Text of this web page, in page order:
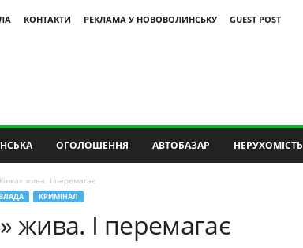
КОНТАКТИ РЕКЛАМА У НОВОВОЛИНСЬКУ
GUEST POST
ОГОЛОШЕННЯ АВТОБАЗАР НЕРУХОМІСТЬ
жива. І перемагає
КРИМІНАЛ
жива. І перемагає